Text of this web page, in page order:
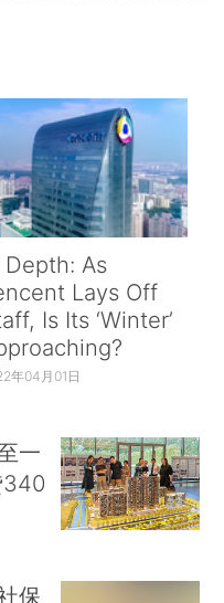
Depth: As
Lays Off
Is Its ‘Winter’
年04月01日
一
340
保